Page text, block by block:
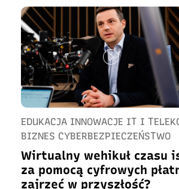
EDUKACJA INNOWACJE IT I
BIZNES CYBERBEZPIECZEŃSTWO
Wirtualny wehikuł czasu
za pomocą cyfrowych
zajrzeć w przyszłość?